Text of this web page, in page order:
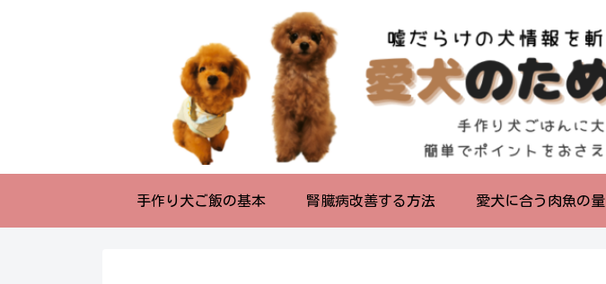
手作り犬ご飯の基本 腎臓病改善する方法 愛犬に合う肉魚の量